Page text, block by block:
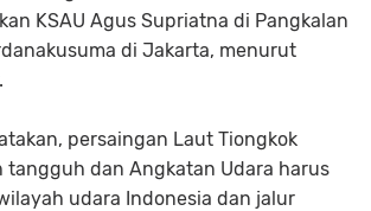
KSAU Agus Supriatna di Pangkalan
di Jakarta, menurut
.
persaingan Laut Tiongkok
tangguh dan Angkatan Udara harus
udara Indonesia dan jalur